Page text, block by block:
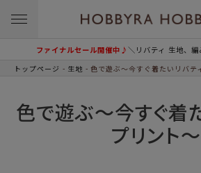
ファイナルセール開催中♪＼リバティ 生地、
トップページ 生地 色で遊ぶ～今すぐ着たいリバテ
色で遊ぶ～今すぐ着
プリント～